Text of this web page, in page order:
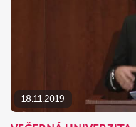
18.11.2019